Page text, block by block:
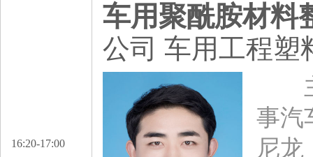
16:20-17:00
车用聚酰胺材料
公司 车用工程
主
事汽
尼龙